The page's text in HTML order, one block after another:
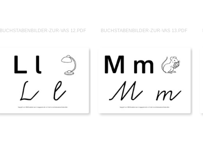
BUCHSTABENBILDER-ZUR-VAS 12.PDF BUCHSTABENBILDER-ZUR-VAS 13.PDF